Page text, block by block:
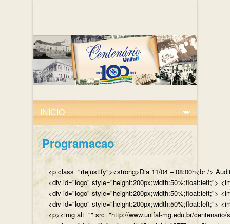
Programacao
<p class="rtejustify"><strong>Dia 11/04 – 08:00h<br />
<div id="logo" style="height:200px;width:50%;float:left;">
<div id="logo" style="height:200px;width:50%;float:left;">
<div id="logo" style="height:200px;width:50%;float:left;">
<p><img alt="" src="http://www.unifal-mg.edu.br/